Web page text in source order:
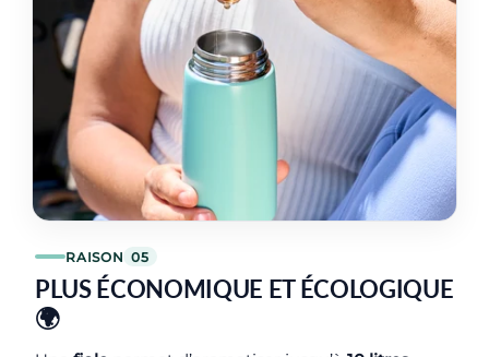
RAISON 05
PLUS ÉCONOMIQUE ET ÉCOLOGIQUE
🌍